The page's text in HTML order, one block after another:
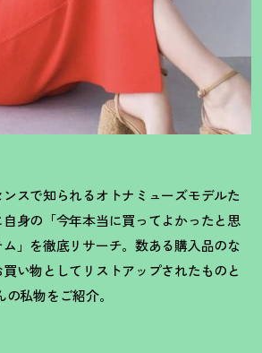
スで知られるオトナミューズモデルた
身の「今年本当に買ってよかったと思
」を徹底リサーチ。数ある購入品のな
い物としてリストアップされたものと
私物をご紹介。